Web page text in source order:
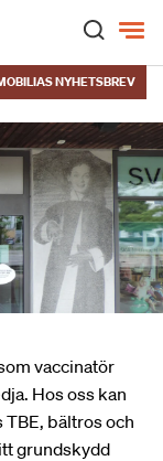
NYHETSBREV
vaccinatör
Hos oss kan
bältros och
grundskydd